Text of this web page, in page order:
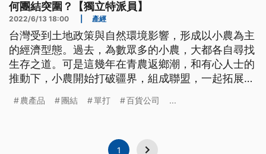
何團結突圍？【獨立特派員】
2022/6/13 18:00 產經
台灣受到土地政策與自然環境影響，形成以小農為主
的經濟型態。過去，為數眾多的小農，大都各自尋找
生存之道。可是這幾年在青農返鄉潮，和有心人士的
推動下，小農開始打破疆界，組成聯盟，一起拓展市
的面貌。
農產品 團結 單打 百貨公司 ...
1